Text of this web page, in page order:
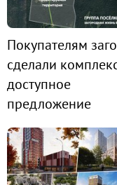
Покупателям
сделали
доступное
предложение